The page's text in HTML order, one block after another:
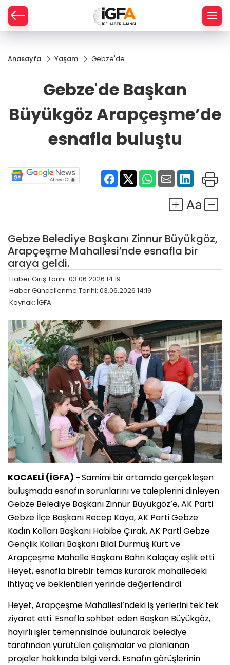
Anasayfa Yaşam
Gebze'de
Arapçeşme’de
Gebze'de Başkan
Büyükgöz Arapçeşme’de
esnafla buluştu
Gebze Belediye Başkanı Zinnur Büyükgöz,
Arapçeşme Mahallesi’nde esnafla bir
araya geldi.
Haber Giriş Tarihi: 03.06.2026 14:19
Haber Güncellenme Tarihi: 03.06.2026 14:19
Kaynak: İGFA
KOCAELİ (İGFA) -Samimi bir ortamda gerçekleşen
buluşmada esnafın sorunlarını ve taleplerini dinleyen
Gebze Belediye Başkanı Zinnur Büyükgöz’e, AK Parti
Gebze İlçe Başkanı Recep Kaya, AK Parti Gebze
Kadın Kolları Başkanı Habibe Çırak, AK Parti Gebze
Gençlik Kolları Başkanı Bilal Durmuş Kurt ve
Arapçeşme Mahalle Başkanı Bahri Kalaçay eşlik etti.
Heyet, esnafla birebir temas kurarak mahalledeki
ihtiyaç ve beklentileri yerinde değerlendirdi.
Heyet, Arapçeşme Mahallesi’ndeki iş yerlerini tek tek
ziyaret etti. Esnafla sohbet eden Başkan Büyükgöz,
hayırlı işler temennisinde bulunarak belediye
tarafından yürütülen çalışmalar ve planlanan
projeler hakkında bilgi verdi. Esnafın görüşlerinin